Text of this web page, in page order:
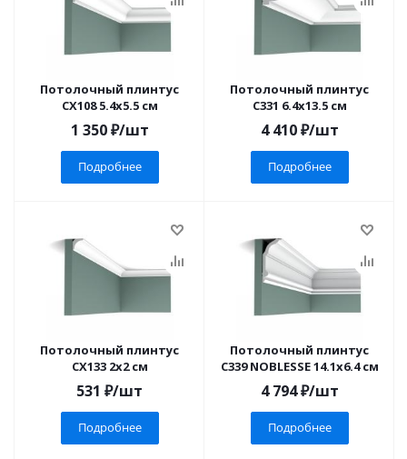
Потолочный плинтус
CX108 5.4x5.5 см
1 350₽/шт
Подробнее
Потолочный плинтус
C331 6.4x13.5 см
4 410₽/шт
Подробнее
Потолочный плинтус
CX133 2x2 см
531 ₽/шт
Подробнее
Потолочный плинтус
C339 NOBLESSE 14.1x6.4 см
4 794₽/шт
Подробнее